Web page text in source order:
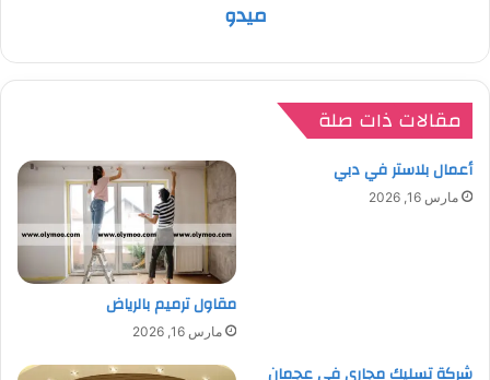
ميدو
مقالات ذات صلة
أعمال بلاستر في دبي
مارس 16, 2026
مقاول ترميم بالرياض
مارس 16, 2026